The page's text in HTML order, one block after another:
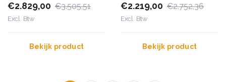
€2.829,00 €3.505,51
Excl. Btw
Bekijk product
€2.219,00 €2.752,36
Excl. Btw
Bekijk product